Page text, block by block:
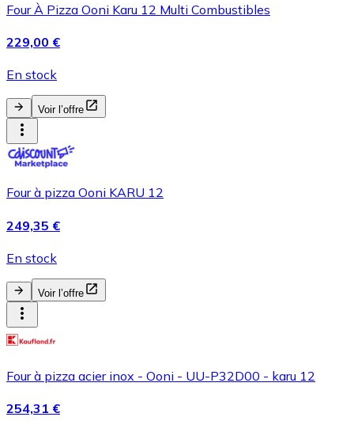
Four À Pizza Ooni Karu 12 Multi Combustibles
229,00 €
En stock
Voir l’offre
Four à pizza Ooni KARU 12
249,35 €
En stock
Voir l’offre
Four à pizza acier inox - Ooni - UU-P32D00 - karu 12
254,31 €